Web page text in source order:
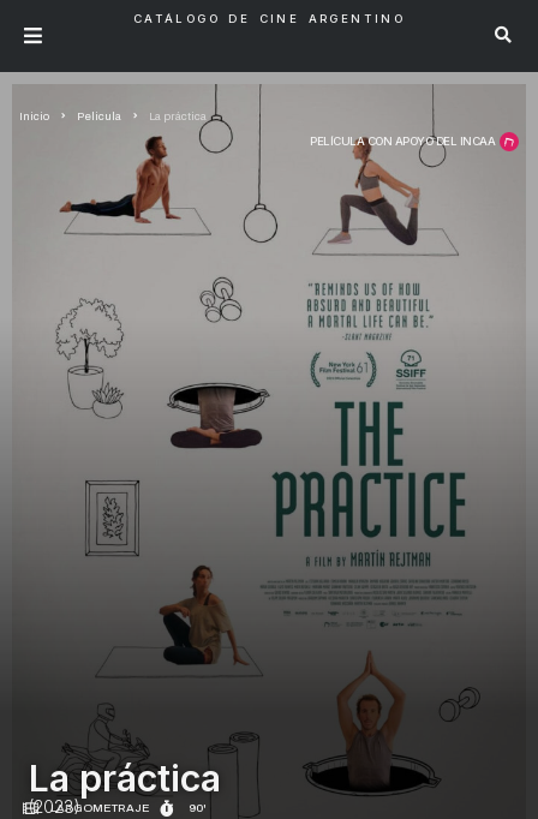
CATÁLOGO DE CINE ARGENTINO
PELÍCULA CON APOYO DEL INCAA
Inicio Pelicula La práctica
LARGOMETRAJE 90'
La práctica
(2023)